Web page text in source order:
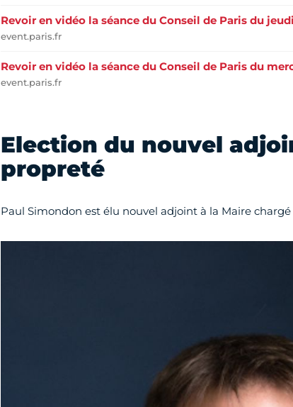
Revoir en vidéo la séance du Conseil de Paris du
event.paris.fr
Revoir en vidéo la séance du Conseil de Paris du
event.paris.fr
Election du nouvel
propreté
Paul Simondon est élu nouvel adjoint à la Maire